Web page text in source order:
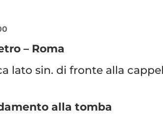
– Roma
lato sin. di fronte alla
alla tomba